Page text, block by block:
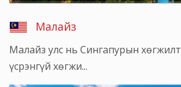
Малайз
Малайз улс нь Сингапурын
үсрэнгүй хөгжи...